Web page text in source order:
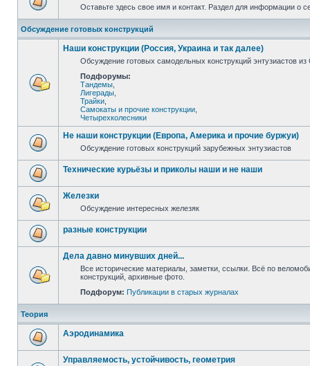
Оставьте здесь свое имя и контакт. Раздел для информации о
Обсуждение готовых конструкций
Наши конструкции (Россия, Украина и так далее)
Обсуждение готовых самодельных конструкций энтузиастов
Подфорумы:
Тандемы
Лигерады
Трайки
Самокаты и прочие конструкции
Четырехколесники
Не наши конструкции (Европа, Америка и прочие буржуи)
Обсуждение готовых конструкций зарубежных энтузиастов
Технические курьёзы и приколы наши и не наши
Железки
Обсуждение интересных железяк
разные конструкции
Дела давно минувших дней...
Все исторические материалы, заметки, ссылки. Всё по
конструкций, архивные фото.
Подфорум: Публикации в старых журналах
Теория
Аэродинамика
Управляемость, устойчивость, геометрия